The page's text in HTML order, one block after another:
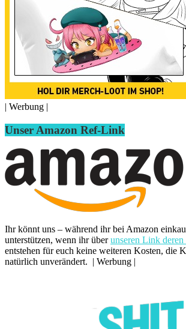
| Werbung |
Unser Amazon Ref-Link
Ihr könnt uns – während ihr bei Amazon
unterstützen, wenn ihr überunseren Link deren
entstehen für euch keine weiteren Kosten, die
natürlich unverändert. | Werbung |